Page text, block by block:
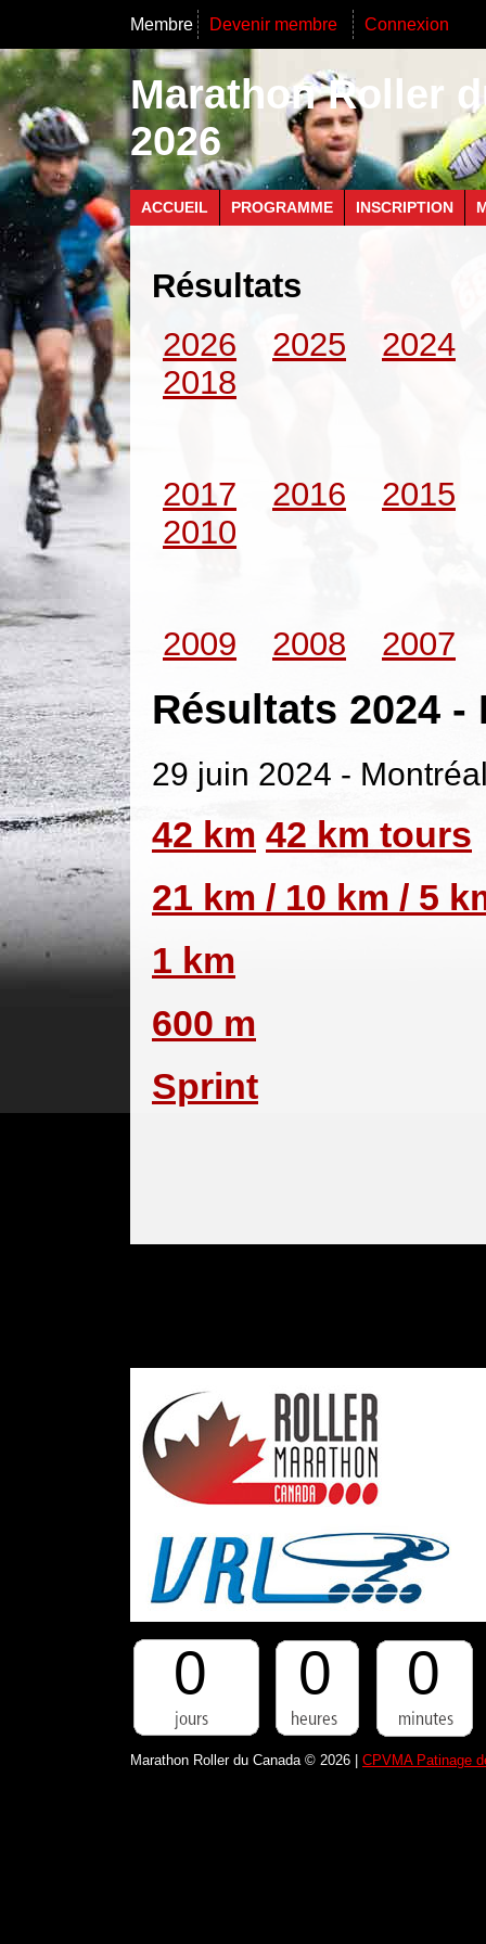
Membre Devenir membre Connexion
Marathon Roller
2026
ACCUEIL PROGRAMME INSCRIPTION
Résultats
2026 2025
2024
2018
2017 2016
2015
2010
2009 2008 2007
Résultats 2024 -
29 juin 2024 -
42 km 42 km tours
21 km / 10 km / 5
1 km
600 m
Sprint
0 0 0
Marathon Roller du Canada © 2026 | CPVMA Patinage